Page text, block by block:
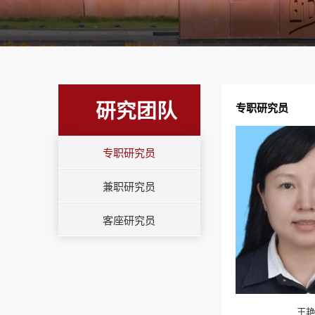
研究团队
专职研究员
兼职研究员
客座研究员
专职研究员
王艳